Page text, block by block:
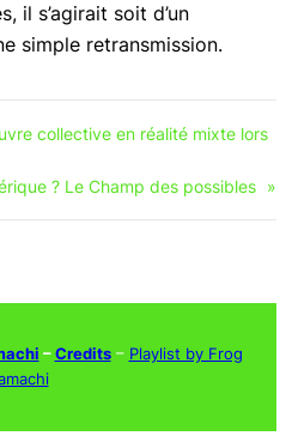
il s’agirait soit d’un
simple retransmission.
collective en réalité mixte lors
? Le Champ des possibles »
–Credits– Playlist by Frog